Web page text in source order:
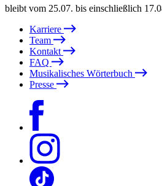
bleibt vom 25.07. bis einschließlich
Karriere
Team
Kontakt
FAQ
Musikalisches Wörterbuch
Presse